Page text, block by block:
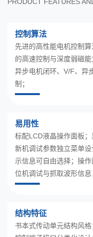
控制算法
先进的高性能电机控制
的高速控制与深度弱磁
异步电机闭环、V/F、异
制；
易用性
标配LCD液晶操作面板；
新机调试参数独立菜单
示信息可自由选择；操
位机调试与抓取波形信息
结构特征
书本式传动单元结构风格